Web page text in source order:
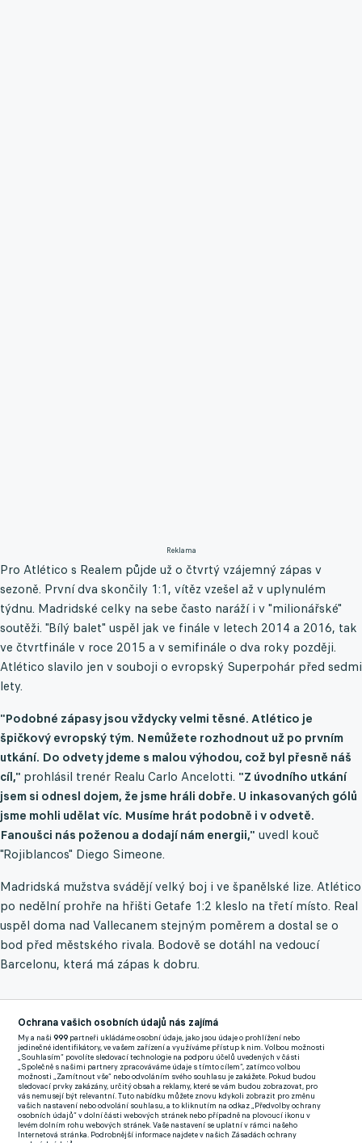
Reklama
Pro Atlético s Realem půjde už o čtvrtý vzájemný zápas v
sezoně. První dva skončily 1:1, vítěz vzešel až v uplynulém
týdnu. Madridské celky na sebe často naráží i v "milionářské"
soutěži. "Bílý balet" uspěl jak ve finále v letech 2014 a 2016, tak
ve čtvrtfinále v roce 2015 a v semifinále o dva roky později.
Atlético slavilo jen v souboji o evropský Superpohár před sedmi
lety.
"Podobné zápasy jsou vždycky velmi těsné. Atlético je
špičkový evropský tým. Nemůžete rozhodnout už po prvním
utkání. Do odvety jdeme s malou výhodou, což byl přesně náš
cíl," prohlásil trenér Realu Carlo Ancelotti. "Z úvodního utkání
jsem si odnesl dojem, že jsme hráli dobře. U inkasovaných gólů
jsme mohli udělat víc. Musíme hrát podobně i v odvetě.
Fanoušci nás poženou a dodají nám energii," uvedl kouč
"Rojiblancos" Diego Simeone.
Madridská mužstva svádějí velký boj i ve španělské lize. Atlético
po nedělní prohře na hřišti Getafe 1:2 kleslo na třetí místo. Real
uspěl doma nad Vallecanem stejným poměrem a dostal se o
bod před městského rivala. Bodově se dotáhl na vedoucí
Barcelonu, která má zápas k dobru.
pravděpodobností Arsenal, osmifinálová odveta s PSV by měla
být pouze formalitou."Byli jsme mimořádně efektivní ve vápně,
což je obrovské plus, zvlášť v Lize mistrů. Proto jsme vyhráli
takovým rozdílem,"podotkl trenér Arsenalu Mikel Arteta.
Pro "Kanonýry" představuje Liga mistrů nejspíš poslední šanci
na zisk trofeje v této sezoně. Po víkendové remíze 1:1 na
Ochrana vašich osobních údajů nás zajímá
My a naši999 partneři ukládáme osobní údaje, jako jsou údaje o prohlížení nebo
jedinečné identifikátory, ve vašem zařízení a využíváme přístup k nim. Volbou možnosti
„Souhlasím“ povolíte sledovací technologie na podporu účelů uvedených v části
„Společně s našimi partnery zpracováváme údaje s tímto cílem“, zatímco volbou
možnosti „Zamítnout vše“ nebo odvoláním svého souhlasu je zakážete. Pokud budou
sledovací prvky zakázány, určitý obsah a reklamy, které se vám budou zobrazovat, pro
vás nemusejí být relevantní. Tuto nabídku můžete znovu kdykoli zobrazit pro změnu
vašich nastavení nebo odvolání souhlasu, a to kliknutím na odkaz „Předvolby ochrany
osobních údajů“ v dolní části webových stránek nebo případně na plovoucí ikonu v
levém dolním rohu webových stránek. Vaše nastavení se uplatní v rámci našeho
Internetová stránka. Podrobnější informace najdete v našich Zásadách ochrany